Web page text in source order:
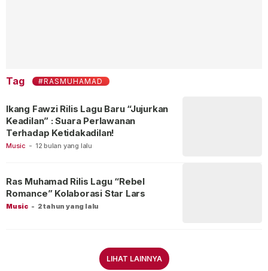
Tag #RASMUHAMAD
Music - 12 bulan yang lalu
Ikang Fawzi Rilis Lagu Baru “Jujurkan
Keadilan” : Suara Perlawanan
Terhadap Ketidakadilan!
Music - 2 tahun yang lalu
Ras Muhamad Rilis Lagu “Rebel
Romance” Kolaborasi Star Lars
LIHAT LAINNYA